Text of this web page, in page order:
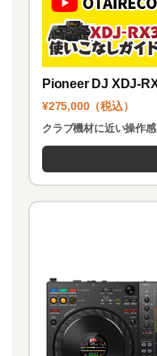
Pioneer DJ XDJ-
¥275,000（税込）
クラブ機材に近い操作